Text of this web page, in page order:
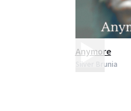
Anymore
Silver Brunia